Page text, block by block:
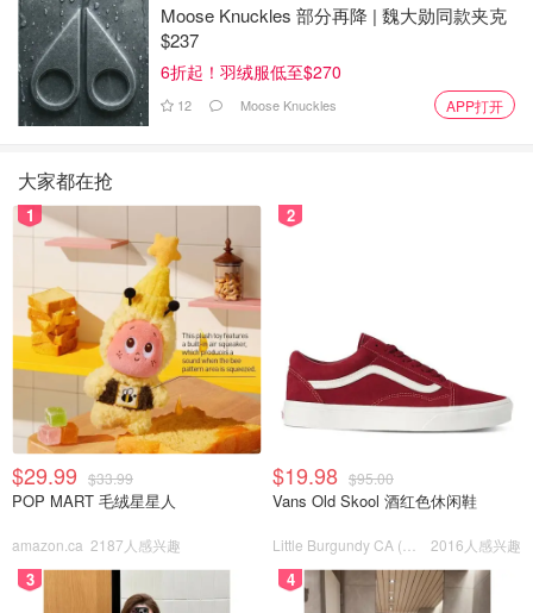
Moose Knuckles 部分再降 | 魏大勋同款夹克
$237
6折起！羽绒服低至$270
12 Moose Knuckles APP打开
大家都在抢
1
$29.99 $33.99
POP MART 毛绒星星人
amazon.ca 2187人感兴趣
2
$19.98 $95.00
Vans Old Skool 酒红色休闲鞋
2016人感兴趣
3 4